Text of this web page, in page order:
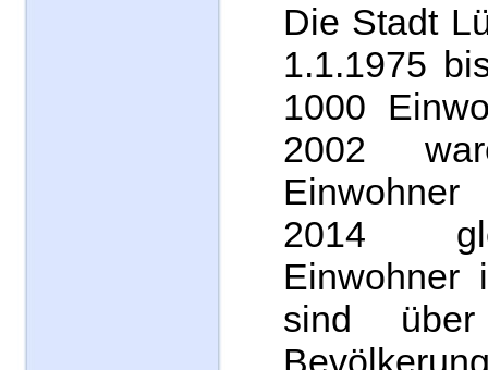
Die Stadt
1.1.1975
1000
2002
2014
Einwohner
sind